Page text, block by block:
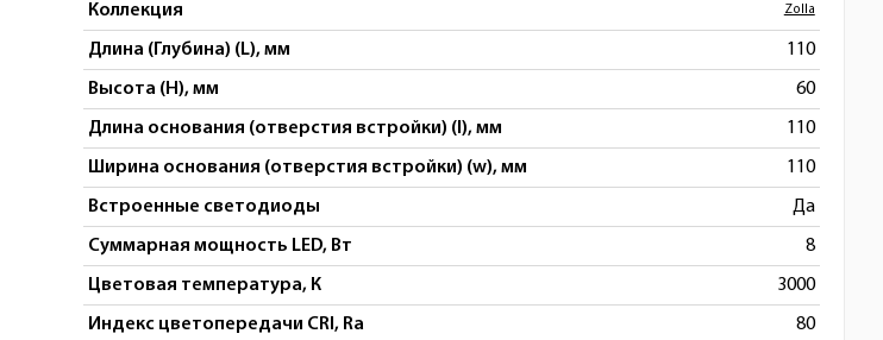
Коллекция Zolla
Длина (Глубина) (L), мм 110
Высота (H), мм 60
Длина основания (отверстия встройки) (l), мм 110
Ширина основания (отверстия встройки) (w), мм 110
Встроенные светодиоды Да
Суммарная мощность LED, Вт 8
Цветовая температура, К 3000
Индекс цветопередачи CRI, Ra 80